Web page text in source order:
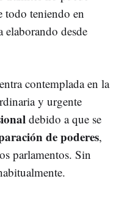
todo teniendo en
elaborando desde
contemplada en la
y urgente
debido a que se
de poderes,
parlamentos. Sin